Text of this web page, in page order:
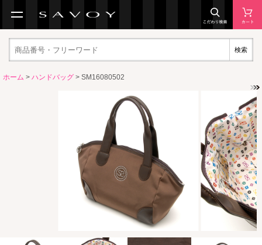
検索
ホーム > ハンドバッグ > SM16080502